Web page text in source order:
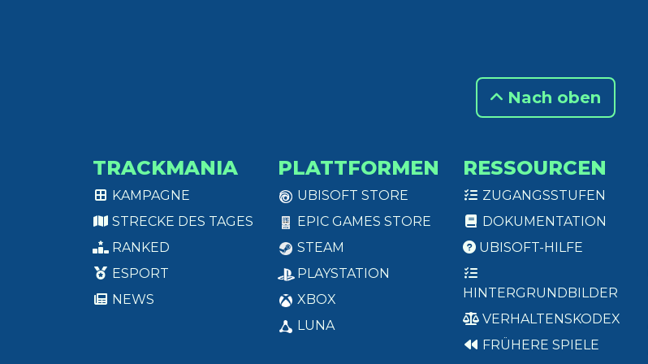
Nach oben
TRACKMANIA
KAMPAGNE
STRECKE DES TAGES
RANKED
ESPORT
NEWS
PLATTFORMEN
UBISOFT STORE
EPIC GAMES STORE
STEAM
PLAYSTATION
XBOX
LUNA
RESSOURCEN
ZUGANGSSTUFEN
DOKUMENTATION
UBISOFT-HILFE
HINTERGRUNDBILDER
VERHALTENSKODEX
FRÜHERE SPIELE